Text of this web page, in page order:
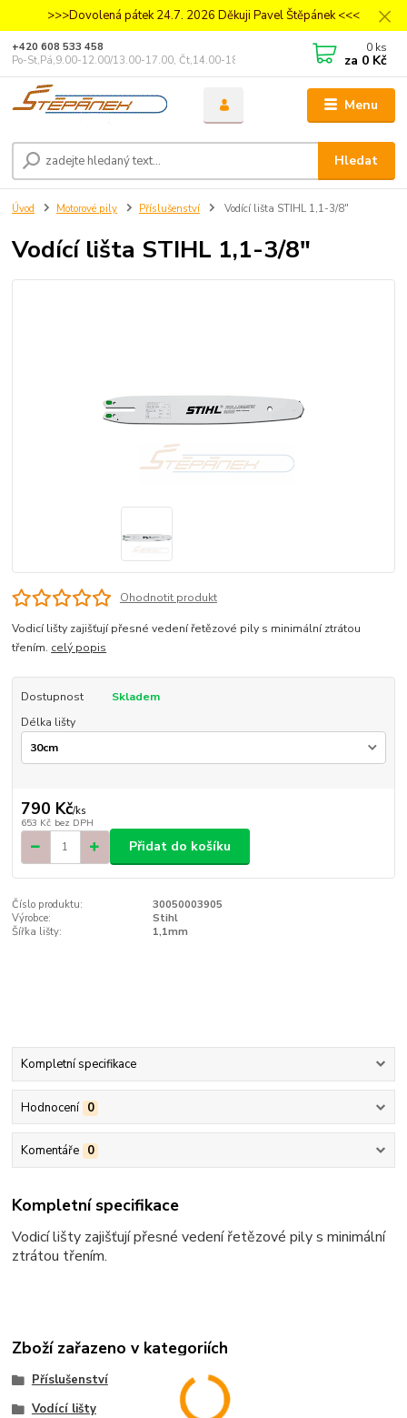
>>>Dovolená pátek 24.7. 2026 Děkuji Pavel Štěpánek <<<
Menu
Hledat
+420 608 533 458
Po-St,Pá,9.00-12.00/13.00-17.00, Čt,14.00-18.00
0 ks
za 0 Kč
Úvod Motorové pily Příslušenství Vodící lišta STIHL 1,1-3/8"
Vodící lišta STIHL 1,1-3/8"
Ohodnotit produkt
Vodicí lišty zajišťují přesné vedení řetězové pily s minimální ztrátou
třením. celý popis
Dostupnost
Skladem
Délka lišty
790 Kč/ks
653 Kč bez DPH
Přidat do košíku
Číslo produktu:
30050003905
Výrobce:
Stihl
Šířka lišty:
1,1mm
Kompletní specifikace
Hodnocení 0
Komentáře 0
Kompletní specifikace
Vodicí lišty zajišťují přesné vedení řetězové pily s minimální
ztrátou třením.
Zboží zařazeno v kategoriích
Příslušenství
Vodící lišty